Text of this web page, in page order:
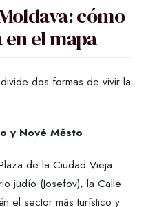
cómo
el mapa
dos formas de vivir la
y Nové Město
de la Ciudad Vieja
judío (Josefov), la Calle
el sector más turístico y